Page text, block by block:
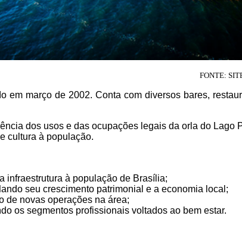
FONTE:
março de 2002. Conta com diversos bares,
dos usos e das ocupações legais da orla do
cultura à população.
infraestrutura à população de Brasília;
seu crescimento patrimonial e a economia local;
de novas operações na área;
os segmentos profissionais voltados ao bem estar.